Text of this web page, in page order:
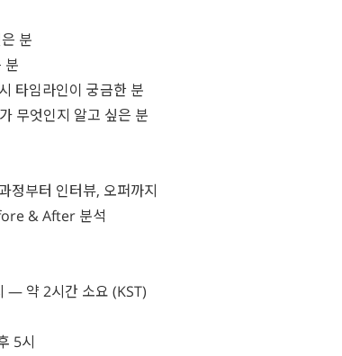
분
분
타임라인이 궁금한 분
무엇인지 알고 싶은 분
부터 인터뷰, 오퍼까지
& After 분석
— 약 2시간 소요 (KST)
5시